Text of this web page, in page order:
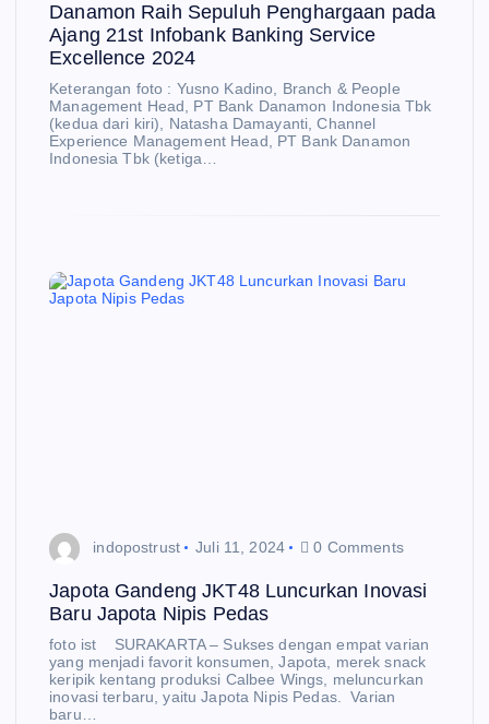
Danamon Raih Sepuluh Penghargaan pada
Ajang 21st Infobank Banking Service
Excellence 2024
Keterangan foto : Yusno Kadino, Branch & People
Management Head, PT Bank Danamon Indonesia Tbk
(kedua dari kiri), Natasha Damayanti, Channel
Experience Management Head, PT Bank Danamon
Indonesia Tbk (ketiga…
indopostrust Juli 11, 2024 0 Comments
Japota Gandeng JKT48 Luncurkan Inovasi
Baru Japota Nipis Pedas
foto ist SURAKARTA – Sukses dengan empat varian
yang menjadi favorit konsumen, Japota, merek snack
keripik kentang produksi Calbee Wings, meluncurkan
inovasi terbaru, yaitu Japota Nipis Pedas. Varian
baru…